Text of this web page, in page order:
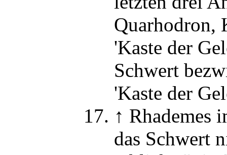
Quarhodron,
'Kaste der
Schwert
'Kaste der
↑ Rhademes
das Schwert